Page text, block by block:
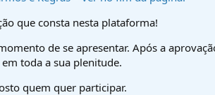
que consta nesta plataforma!
de se apresentar. Após a
toda a sua plenitude.
quem quer participar.